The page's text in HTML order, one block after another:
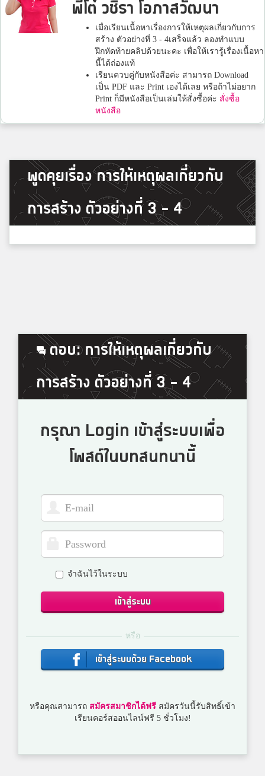
พี่โต๋ วชิรา โอภาสวัฒนา
เมื่อเรียนเนื้อหาเรื่องการให้เหตุผลเกี่ยวกับการ
สร้าง ตัวอย่างที่ 3 - 4เสร็จแล้ว ลองทำแบบ
ฝึกหัดท้ายคลิปด้วยนะคะ เพื่อให้เรารู้เรื่องเนื้อหา
นี้ได้ถ่องแท้
เรียนควบคู่กับหนังสือค่ะ สามารถ Download
เป็น PDF และ Print เองได้เลย หรือถ้าไม่อยาก
Print ก็มีหนังสือเป็นเล่มให้สั่งซื้อค่ะ สั่งซื้อ
หนังสือ
พูดคุยเรื่อง การให้เหตุผลเกี่ยวกับ
การสร้าง ตัวอย่างที่ 3 - 4
ตอบ: การให้เหตุผลเกี่ยวกับ
การสร้าง ตัวอย่างที่ 3 - 4
กรุณา Login เข้าสู่ระบบเพื่อ
โพสต์ในบทสนทนานี้
จำฉันไว้ในระบบ
เข้าสู่ระบบ
หรือ
เข้าสู่ระบบด้วย Facebook
หรือคุณสามารถ สมัครสมาชิกได้ฟรี สมัครวันนี้รับสิทธิ์เข้า
เรียนคอร์สออนไลน์ฟรี 5 ชั่วโมง!